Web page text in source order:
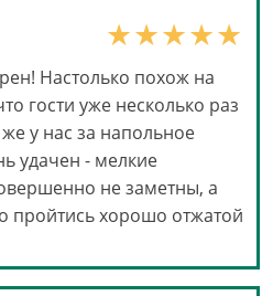
Настолько похож на
гости уже несколько раз
у нас за напольное
удачен - мелкие
не заметны, а
пройтись хорошо отжатой